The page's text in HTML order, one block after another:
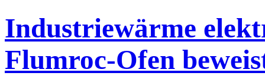
Industriewärme
Flumroc-Ofen